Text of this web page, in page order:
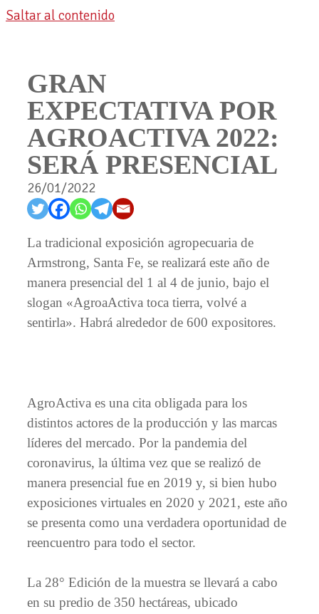
Saltar al contenido
GRAN
EXPECTATIVA POR
AGROACTIVA 2022:
SERÁ PRESENCIAL
26/01/2022
La tradicional exposición agropecuaria de
Armstrong, Santa Fe, se realizará este año de
manera presencial del 1 al 4 de junio, bajo el
slogan «AgroaActiva toca tierra, volvé a
sentirla». Habrá alrededor de 600 expositores.
AgroActiva es una cita obligada para los
distintos actores de la producción y las marcas
líderes del mercado. Por la pandemia del
coronavirus, la última vez que se realizó de
manera presencial fue en 2019 y, si bien hubo
exposiciones virtuales en 2020 y 2021, este año
se presenta como una verdadera oportunidad de
reencuentro para todo el sector.
La 28° Edición de la muestra se llevará a cabo
en su predio de 350 hectáreas, ubicado